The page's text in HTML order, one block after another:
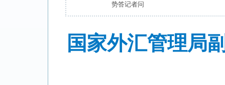
势答记者问
国家外汇管理局